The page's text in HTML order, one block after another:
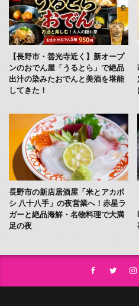
【長野市・善光寺近く】新オープ
ンのおでん屋「うるとら」で絶品
出汁の染みたおでんと美酒を堪能
してきた！
長野市の新店居酒屋「米とアカボ
シ 八十八手」の夜営業へ！赤星ラ
ガーと絶品海鮮・名物料理で大満
足の夜